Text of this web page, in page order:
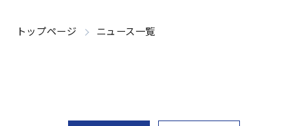
トップページ ニュース一覧